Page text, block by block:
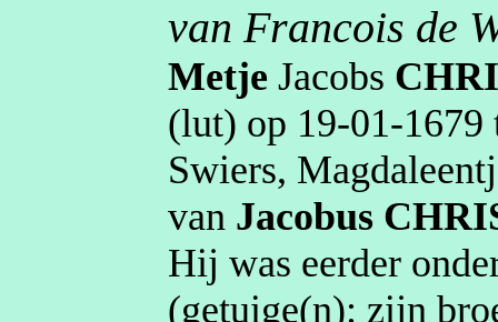
vanFrancois de
Metje Jacobs
(lut) op 19‑01‑1679
Swiers,
van Jacobus
Hij was eerder
(getuige(n): zijn